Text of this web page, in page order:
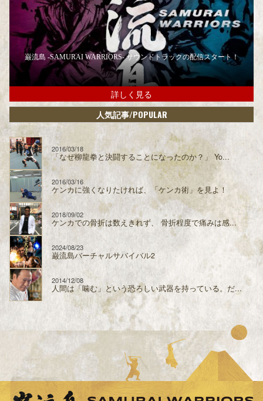
巌流島 -SAMURAI WARRIORS- サウンドトラックの配信スタート！
詳しく見る
人気記事/POPULAR
2016/03/18
「なぜ柳龍拳と決闘することになったのか？」 Yo...
2016/03/16
ケンカに強くなりたければ、「ケンカ術」を見よ！
2018/09/02
ケンカでの骨折は数えきれず、 骨折程度で痛みは感...
2024/08/23
巌流島バーチャルサバイバル2
2014/12/08
人間は「噛む」という恐ろしい武器を持っている。だ...